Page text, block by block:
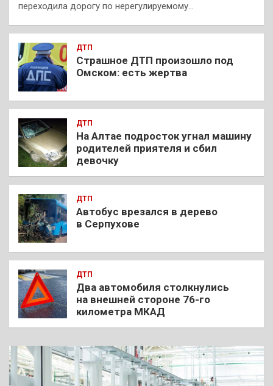
переходила дорогу по нерегулируемому…
ДТП
Страшное ДТП произошло под
Омском: есть жертва
ДТП
На Алтае подросток угнал машину
родителей приятеля и сбил
девочку
ДТП
Автобус врезался в дерево
в Серпухове
ДТП
Два автомобиля столкнулись
на внешней стороне 76-го
километра МКАД